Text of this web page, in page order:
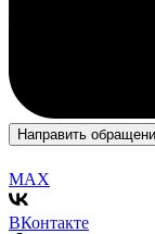
Направить
MAX
ВКонтакте